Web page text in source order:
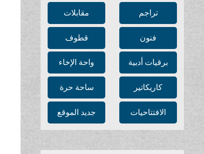
تراجم مقابلات
فنون قطوف
برقيات أدبية واحة الإخاء
كاريكاتير ساحة حرة
الافتتاحيات جديد الموقع